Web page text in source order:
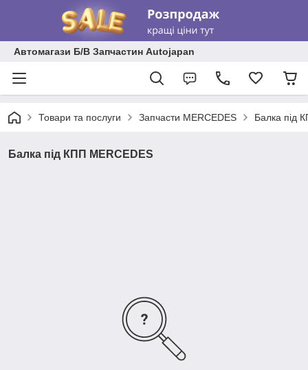
Автомагази Б/В Запчастин Autojapan
Товари та послуги Запчасти MERCEDES Балка під
Балка під КПП MERCEDES